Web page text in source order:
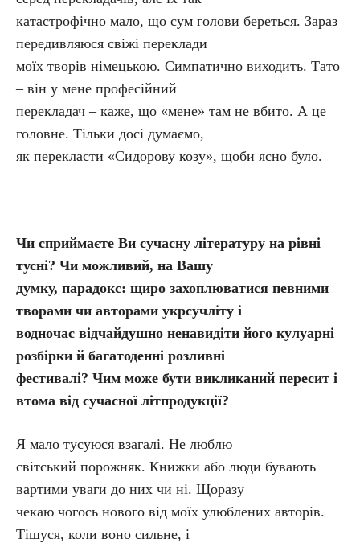
катастрофічно мало, що сум голови береться. Зараз
передивляюся свіжі переклади
моїх творів німецькою. Симпатично виходить. Тато
– він у мене професійний
перекладач – каже, що «мене» там не вбито. А це
головне. Тільки досі думаємо,
як перекласти «Сидорову козу», щоби ясно було.
Чи сприймаєте Ви сучасну літературу на рівні
тусні? Чи можливий, на Вашу
думку, парадокс: щиро захоплюватися певними
творами чи авторами укр­сучліту і
водночас відчайдушно ненавидіти його кулуарні
розбірки й багатоденні розливні
фестивалі? Чим може бути викликаний пересит і
втома від сучасної літпродукції?
Я мало тусуюся взагалі. Не люблю
світський порожняк. Книжки або люди бувають
вартими уваги до них чи ні. Щоразу
чекаю чогось нового від моїх улюблених авторів.
Тішуся, коли воно сильне, і